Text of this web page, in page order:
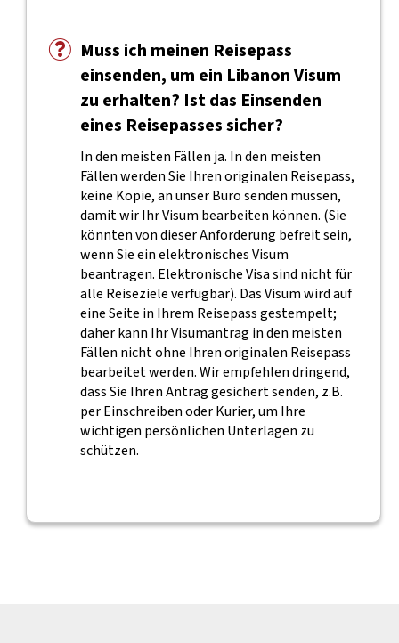
Muss ich meinen Reisepass
einsenden, um ein Libanon Visum
zu erhalten? Ist das Einsenden
eines Reisepasses sicher?
In den meisten Fällen ja. In den meisten
Fällen werden Sie Ihren originalen Reisepass,
keine Kopie, an unser Büro senden müssen,
damit wir Ihr Visum bearbeiten können. (Sie
könnten von dieser Anforderung befreit sein,
wenn Sie ein elektronisches Visum
beantragen. Elektronische Visa sind nicht für
alle Reiseziele verfügbar). Das Visum wird auf
eine Seite in Ihrem Reisepass gestempelt;
daher kann Ihr Visumantrag in den meisten
Fällen nicht ohne Ihren originalen Reisepass
bearbeitet werden. Wir empfehlen dringend,
dass Sie Ihren Antrag gesichert senden, z.B.
per Einschreiben oder Kurier, um Ihre
wichtigen persönlichen Unterlagen zu
schützen.